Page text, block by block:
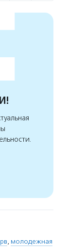
, молодежная